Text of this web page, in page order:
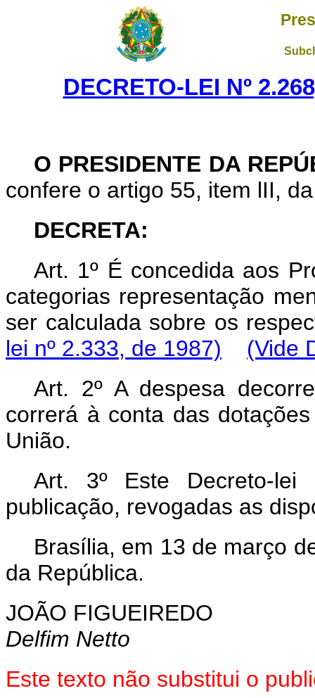
DECRETO-LEI Nº
O PRESIDENTE DA
confere o artigo 55, item lII,
DECRETA:
Art. 1º É concedida aos
categorias representação
ser calculada sobre os
lei nº 2.333, de 1987)
(Vide
Art. 2º A despesa
correrá à conta das
União.
Art. 3º Este Decreto-
publicação, revogadas as
Brasília, em 13 de março
da República.
JOÃO FIGUEIREDO
Delfim Netto
Este texto não substitui o